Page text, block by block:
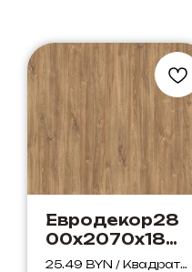
Евродекор28
00х2070х18
Дуб Канзас
25.49 BYN / Квадратн